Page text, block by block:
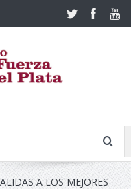
A LOS MEJORES